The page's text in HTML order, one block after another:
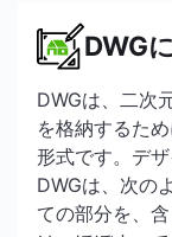
DWG
DWGは、二次
を格納するた
形式です。デ
DWGは、次の
ての部分を、